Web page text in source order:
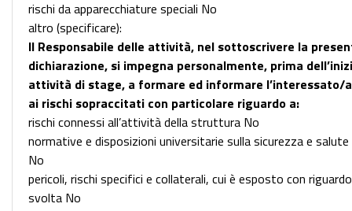
rischi da apparecchiature speciali No
altro (specificare):
Il Responsabile delle attività, nel sottoscrivere la
dichiarazione, si impegna personalmente, prima
attività di stage, a formare ed informare l’interessato/
ai rischi sopraccitati con particolare riguardo a:
rischi connessi all’attività della struttura No
normative e disposizioni universitarie sulla sicurezza e
No
pericoli, rischi specifici e collaterali, cui è esposto con
svolta No